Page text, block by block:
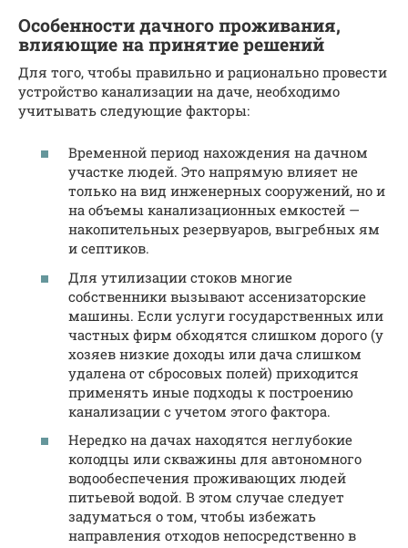
Особенности дачного проживания,
влияющие на принятие решений
Для того, чтобы правильно и рационально провести
устройство канализации на даче, необходимо
учитывать следующие факторы:
Временной период нахождения на дачном
участке людей. Это напрямую влияет не
только на вид инженерных сооружений, но и
на объемы канализационных емкостей —
накопительных резервуаров, выгребных ям
и септиков.
Для утилизации стоков многие
собственники вызывают ассенизаторские
машины. Если услуги государственных или
частных фирм обходятся слишком дорого (у
хозяев низкие доходы или дача слишком
удалена от сбросовых полей) приходится
применять иные подходы к построению
канализации с учетом этого фактора.
Нередко на дачах находятся неглубокие
колодцы или скважины для автономного
водообеспечения проживающих людей
питьевой водой. В этом случае следует
задуматься о том, чтобы избежать
направления отходов непосредственно в